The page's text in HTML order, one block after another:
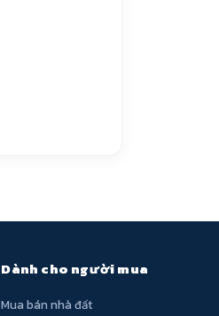
Dành cho người mua
Mua bán nhà đất